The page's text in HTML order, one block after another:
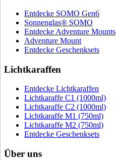
Entdecke SOMO Gen6
Sonnenglas® SOMO
Entdecke Adventure Mounts
Adventure Mount
Entdecke Geschenksets
Lichtkaraffen
Entdecke Lichtkaraffen
Lichtkaraffe C1 (1000ml)
Lichtkaraffe C2 (1000ml)
Lichtkaraffe M1 (750ml)
Lichtkaraffe M2 (750ml)
Entdecke Geschenksets
Über uns